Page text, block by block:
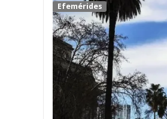
Efemérides